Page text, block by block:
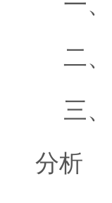
二、
三、
分析